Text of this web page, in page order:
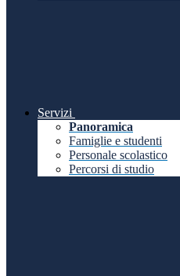
Servizi
Panoramica
Famiglie e studenti
Personale scolastico
Percorsi di studio